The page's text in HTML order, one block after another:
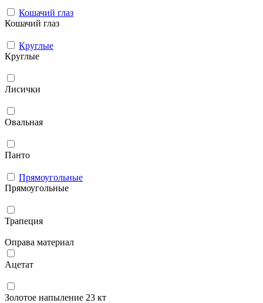
Кошачий глаз
Кошачий глаз
Круглые
Круглые
Лисички
Овальная
Панто
Прямоугольные
Прямоугольные
Трапеция
Оправа материал
Ацетат
Золотое напыление 23 кт